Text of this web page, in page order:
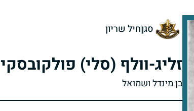
סגןחיל שריון
זליג-וולף (סלי) פולקובסקי
בן מינדל ושמואל